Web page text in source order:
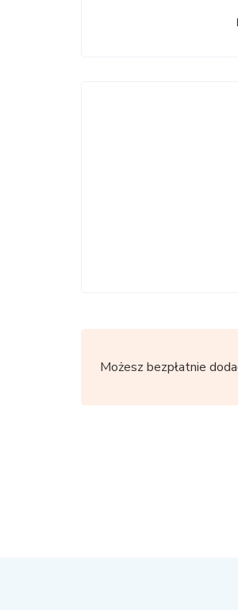
Możesz bezpłatnie